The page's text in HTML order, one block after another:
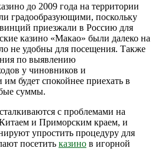
до 2009 года на территории
градообразующими, поскольку
приезжали в Россию для
казино «Макао» были далеко на
не удобны для посещения. Также
по выявлению
у чиновников и
им будет спокойнее приехать в
суммы.
с проблемами на
и Приморским краем, и
упростить процедуру для
посетить казино в игорной